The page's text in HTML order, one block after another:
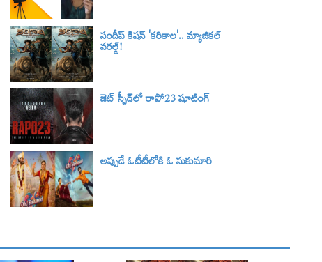
సందీప్ కిషన్ 'కరికాల'.. మ్యాజికల్
వరల్డ్‌!
జెట్ స్పీడ్‌లో రాపో23 షూటింగ్
అప్పుడే ఓటీటీలోకి ఓ సుకుమారి